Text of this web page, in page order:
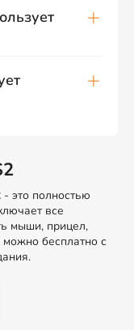
- это полностью
все
мыши, прицел,
можно бесплатно с